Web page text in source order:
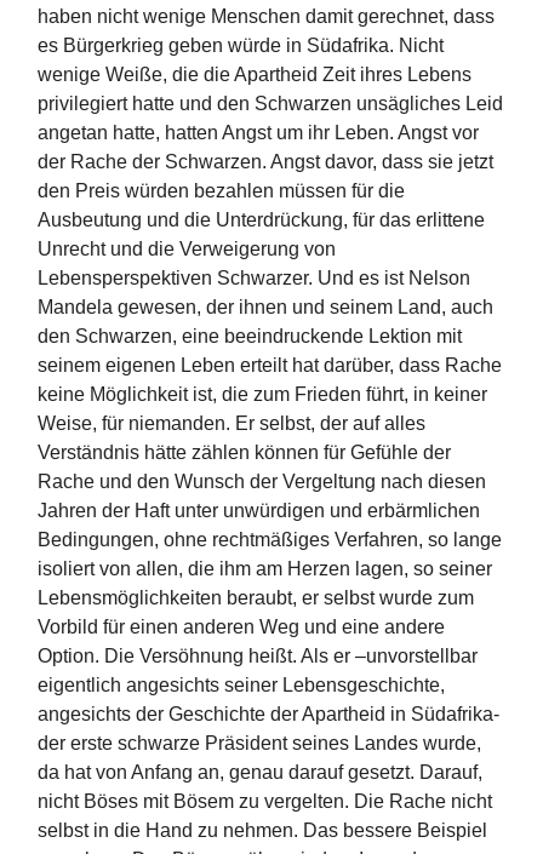
haben nicht wenige Menschen damit gerechnet, dass
es Bürgerkrieg geben würde in Südafrika. Nicht
wenige Weiße, die die Apartheid Zeit ihres Lebens
privilegiert hatte und den Schwarzen unsägliches Leid
angetan hatte, hatten Angst um ihr Leben. Angst vor
der Rache der Schwarzen. Angst davor, dass sie jetzt
den Preis würden bezahlen müssen für die
Ausbeutung und die Unterdrückung, für das erlittene
Unrecht und die Verweigerung von
Lebensperspektiven Schwarzer. Und es ist Nelson
Mandela gewesen, der ihnen und seinem Land, auch
den Schwarzen, eine beeindruckende Lektion mit
seinem eigenen Leben erteilt hat darüber, dass Rache
keine Möglichkeit ist, die zum Frieden führt, in keiner
Weise, für niemanden. Er selbst, der auf alles
Verständnis hätte zählen können für Gefühle der
Rache und den Wunsch der Vergeltung nach diesen
Jahren der Haft unter unwürdigen und erbärmlichen
Bedingungen, ohne rechtmäßiges Verfahren, so lange
isoliert von allen, die ihm am Herzen lagen, so seiner
Lebensmöglichkeiten beraubt, er selbst wurde zum
Vorbild für einen anderen Weg und eine andere
Option. Die Versöhnung heißt. Als er –unvorstellbar
eigentlich angesichts seiner Lebensgeschichte,
angesichts der Geschichte der Apartheid in Südafrika-
der erste schwarze Präsident seines Landes wurde,
da hat von Anfang an, genau darauf gesetzt. Darauf,
nicht Böses mit Bösem zu vergelten. Die Rache nicht
selbst in die Hand zu nehmen. Das bessere Beispiel